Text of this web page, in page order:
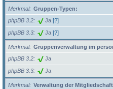
Merkmal
Gruppen-Typen:
phpBB 3.2
Ja [?]
phpBB 3.3 Ja [?]
Merkmal
Gruppenverwaltung im
phpBB 3.2
Ja
phpBB 3.3 Ja
Merkmal
Verwaltung der